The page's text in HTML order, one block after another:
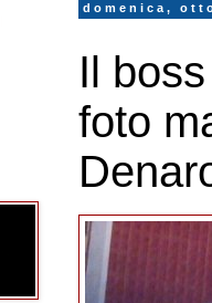
domenica,
Il
foto